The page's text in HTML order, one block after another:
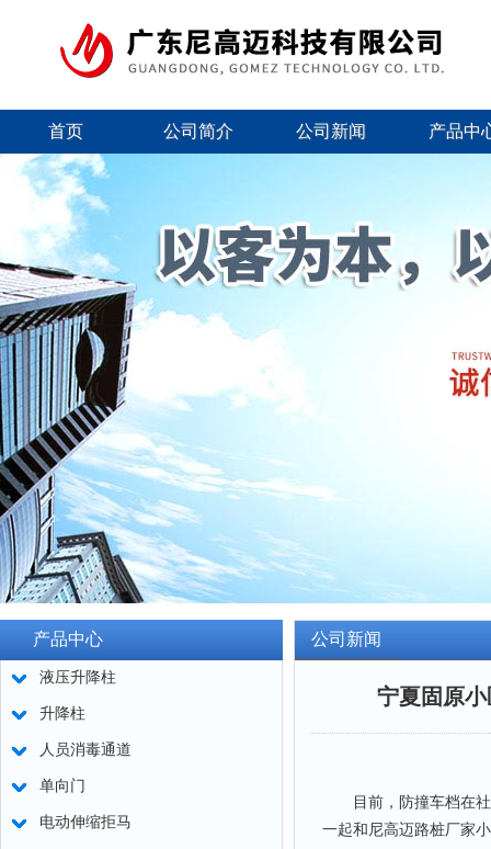
首页 公司简介 公司新闻 产品中
产品中心
液压升降柱
升降柱
人员消毒通道
单向门
电动伸缩拒马
公司新闻
宁夏固原
目前，防撞车档在社
一起和尼高迈路桩厂家